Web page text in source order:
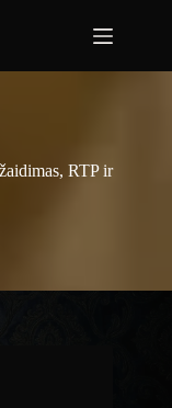
RTP ir